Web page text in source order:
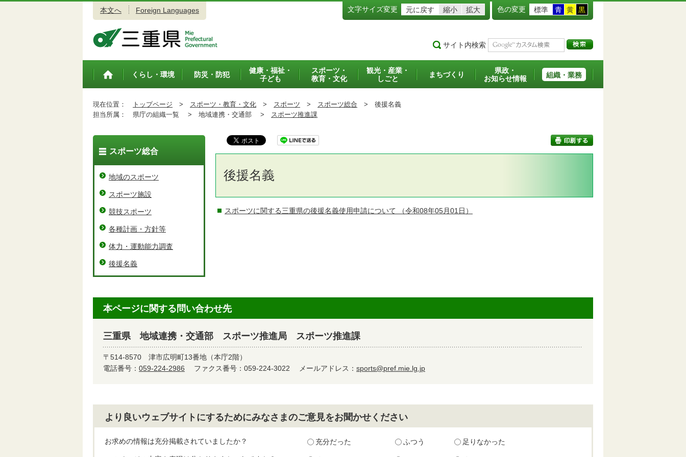
本文へ Foreign Languages 文字サイズ変更 元に戻す 縮小 拡大 色の変更 標準 青 黄 黒
サイト内検索
トップペ
くらし・環境 防災・防犯
健康・福祉・
子ども
スポーツ・
教育・文化
観光・産業・
しごと
まちづくり
県政・
お知らせ情報
組織・業務
現在位置： トップページ > スポーツ・教育・文化 > スポーツ > スポーツ総合 > 後援名義
担当所属：
県庁の組織一覧 > 地域連携・交通部 > スポーツ推進課
後援名義
スポーツに関する三重県の後援名義使用申請について （令和08年05月01日）
スポーツ総合
地域のスポーツ
スポーツ施設
競技スポーツ
各種計画・方針等
体力・運動能力調査
後援名義
本ページに関する問い合わせ先
三重県 地域連携・交通部 スポーツ推進局 スポーツ推進課
〒514-8570 津市広明町13番地（本庁2階）
電話番号： 059-224-2986 ファクス番号：059-224-3022 メールアドレス： sports@pref.mie.lg.jp
より良いウェブサイトにするためにみなさまのご意見をお聞かせください
お求めの情報は充分掲載されていましたか？ 充分だった ふつう 足りなかった